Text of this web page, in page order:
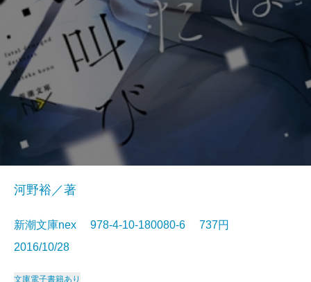
河野裕／著
新潮文庫nex 978-4-10-180080-6 737円
2016/10/28
文庫電子書籍あり